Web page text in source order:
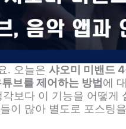
. 오늘은 샤오미 미밴드
브를 제어하는 방법 에
보다 이 기능을 어떻게
이 많아 별도로 포스팅